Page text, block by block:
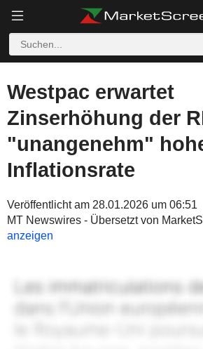
Westpac erwartet
Zinserhöhung der
"unangenehm"
Inflationsrate
Veröffentlicht am 28.01.2026 um 06:51
MT Newswires - Übersetzt von
anzeigen